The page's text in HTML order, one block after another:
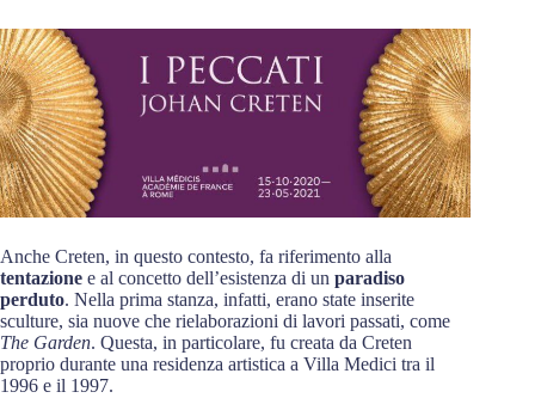
Anche Creten, in questo contesto, fa riferimento alla
tentazione e al concetto dell’esistenza di un paradiso
perduto. Nella prima stanza, infatti, erano state inserite
sculture, sia nuove che rielaborazioni di lavori passati, come
The Garden. Questa, in particolare, fu creata da Creten
proprio durante una residenza artistica a Villa Medici tra il
1996 e il 1997.